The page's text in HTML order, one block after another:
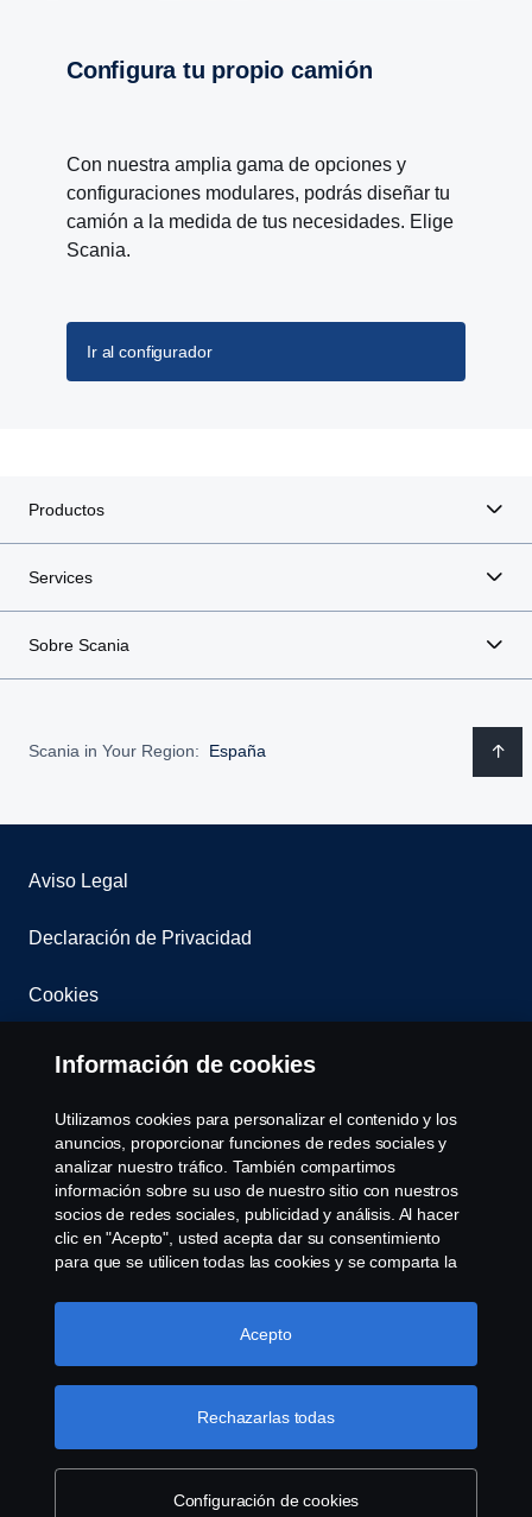
Configura tu propio camión
Con nuestra amplia gama de opciones y
configuraciones modulares, podrás diseñar tu
camión a la medida de tus necesidades. Elige
Scania.
Ir al configurador
Productos
Services
Sobre Scania
Scania in Your Region: España
Aviso Legal
Declaración de Privacidad
Cookies
Contacta con nosotros
Whistleblowing
Governance, Risk & Compliance
Configuración de cookies
© Copyright Scania 2025 All rights reserved. Scania
CV AB (publ), SE-151 87 Södertälje, Sweden, Tel:
+46-8-55 38 10 00, Fax: +46-8-55 38 10 37.
Información de cookies
Utilizamos cookies para personalizar el contenido y los
anuncios, proporcionar funciones de redes sociales y
analizar nuestro tráfico. También compartimos
información sobre su uso de nuestro sitio con nuestros
socios de redes sociales, publicidad y análisis. Al hacer
clic en "Acepto", usted acepta dar su consentimiento
para que se utilicen todas las cookies y se comparta la
haciendo clic en "Configuración de cookies" y
seleccionando las categorías que desea aceptar. Para
Más información sobre su privacidad
Configuración de cookies
Rechazarlas todas
Acepto